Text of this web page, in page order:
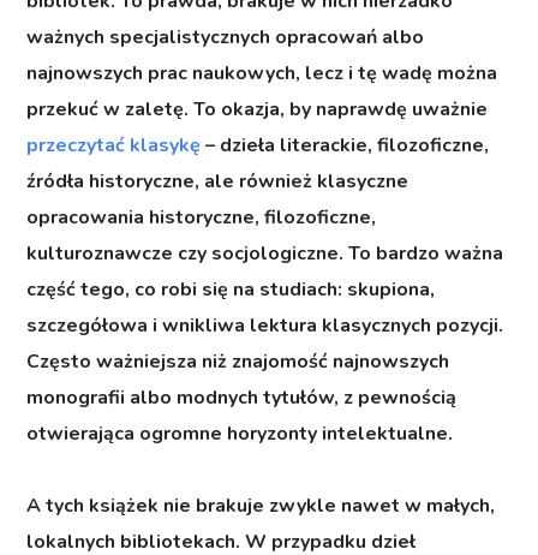
ważnych specjalistycznych opracowań albo
najnowszych prac naukowych, lecz i tę wadę można
przekuć w zaletę. To okazja, by naprawdę uważnie
przeczytać klasykę – dzieła literackie, filozoficzne,
źródła historyczne, ale również klasyczne
opracowania historyczne, filozoficzne,
kulturoznawcze czy socjologiczne. To bardzo ważna
część tego, co robi się na studiach: skupiona,
szczegółowa i wnikliwa lektura klasycznych pozycji.
Często ważniejsza niż znajomość najnowszych
monografii albo modnych tytułów, z pewnością
otwierająca ogromne horyzonty intelektualne.
A tych książek nie brakuje zwykle nawet w małych,
lokalnych bibliotekach. W przypadku dzieł